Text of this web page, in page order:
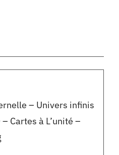
– Univers infinis
Cartes à L’unité –